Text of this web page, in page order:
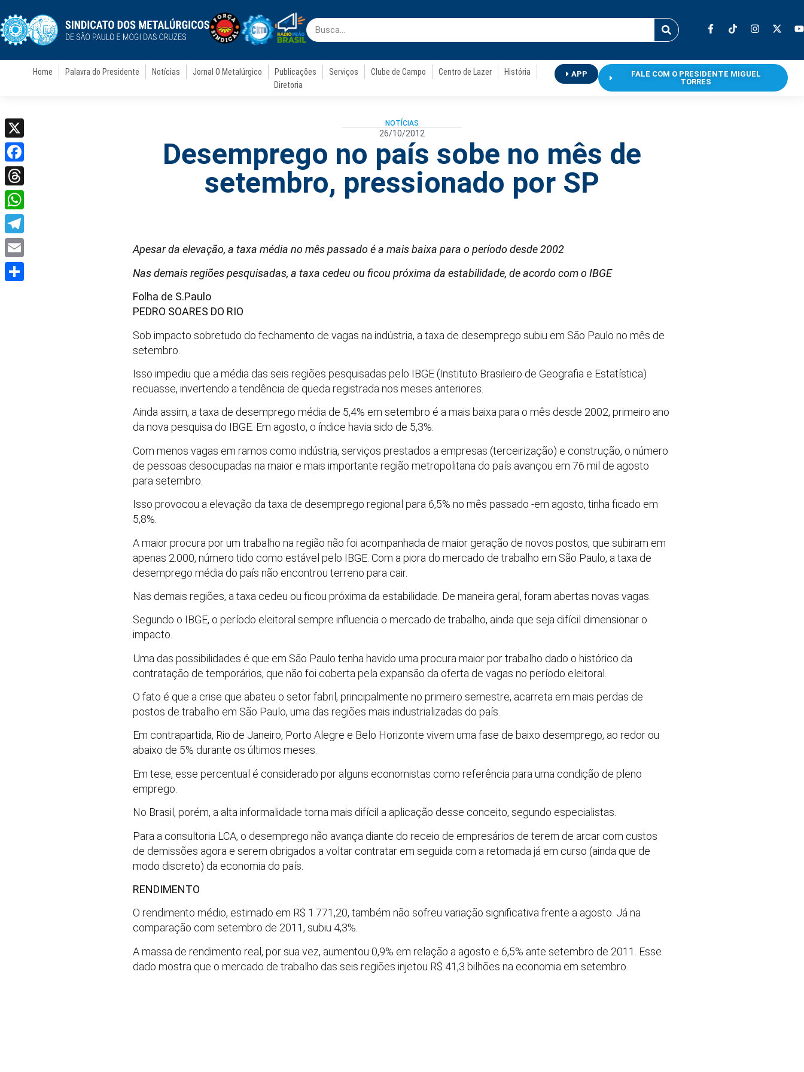
Home Palavra do Presidente Notícias Jornal O Metalúrgico Publicações Serviços Clube de Campo Centro de Lazer
História
Diretoria
APP
FALE COM O PRESIDENTE MIGUEL
TORRES
NOTÍCIAS
26/10/2012
Desemprego no país sobe no mês de
setembro, pressionado por SP
Apesar da elevação, a taxa média no mês passado é a mais baixa para o período desde 2002
Nas demais regiões pesquisadas, a taxa cedeu ou ficou próxima da estabilidade, de acordo com o IBGE
Folha de S.Paulo
PEDRO SOARES DO RIO
Sob impacto sobretudo do fechamento de vagas na indústria, a taxa de desemprego subiu em São Paulo no mês de
setembro.
Isso impediu que a média das seis regiões pesquisadas pelo IBGE (Instituto Brasileiro de Geografia e Estatística)
recuasse, invertendo a tendência de queda registrada nos meses anteriores.
Ainda assim, a taxa de desemprego média de 5,4% em setembro é a mais baixa para o mês desde 2002, primeiro ano
da nova pesquisa do IBGE. Em agosto, o índice havia sido de 5,3%.
Com menos vagas em ramos como indústria, serviços prestados a empresas (terceirização) e construção, o número
de pessoas desocupadas na maior e mais importante região metropolitana do país avançou em 76 mil de agosto
para setembro.
Isso provocou a elevação da taxa de desemprego regional para 6,5% no mês passado -em agosto, tinha ficado em
5,8%.
A maior procura por um trabalho na região não foi acompanhada de maior geração de novos postos, que subiram em
apenas 2.000, número tido como estável pelo IBGE. Com a piora do mercado de trabalho em São Paulo, a taxa de
desemprego média do país não encontrou terreno para cair.
Nas demais regiões, a taxa cedeu ou ficou próxima da estabilidade. De maneira geral, foram abertas novas vagas.
Segundo o IBGE, o período eleitoral sempre influencia o mercado de trabalho, ainda que seja difícil dimensionar o
impacto.
Uma das possibilidades é que em São Paulo tenha havido uma procura maior por trabalho dado o histórico da
contratação de temporários, que não foi coberta pela expansão da oferta de vagas no período eleitoral.
O fato é que a crise que abateu o setor fabril, principalmente no primeiro semestre, acarreta em mais perdas de
postos de trabalho em São Paulo, uma das regiões mais industrializadas do país.
Em contrapartida, Rio de Janeiro, Porto Alegre e Belo Horizonte vivem uma fase de baixo desemprego, ao redor ou
abaixo de 5% durante os últimos meses.
Em tese, esse percentual é considerado por alguns economistas como referência para uma condição de pleno
emprego.
No Brasil, porém, a alta informalidade torna mais difícil a aplicação desse conceito, segundo especialistas.
Para a consultoria LCA, o desemprego não avança diante do receio de empresários de terem de arcar com custos
de demissões agora e serem obrigados a voltar contratar em seguida com a retomada já em curso (ainda que de
modo discreto) da economia do país.
RENDIMENTO
O rendimento médio, estimado em R$ 1.771,20, também não sofreu variação significativa frente a agosto. Já na
comparação com setembro de 2011, subiu 4,3%.
A massa de rendimento real, por sua vez, aumentou 0,9% em relação a agosto e 6,5% ante setembro de 2011. Esse
dado mostra que o mercado de trabalho das seis regiões injetou R$ 41,3 bilhões na economia em setembro.
X
Facebook
Threads
WhatsApp
Telegram
Email